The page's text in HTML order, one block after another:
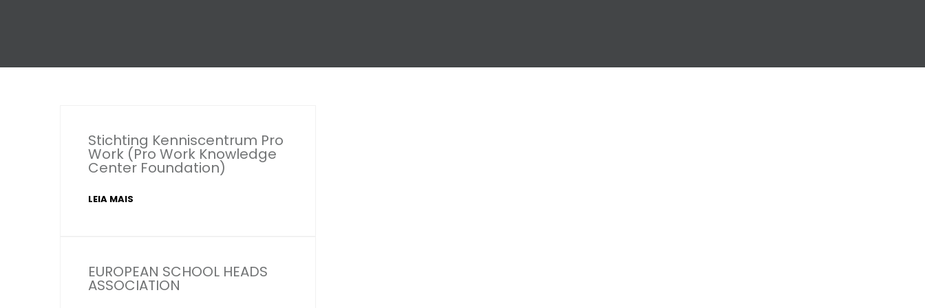
Stichting Kenniscentrum Pro
Work (Pro Work Knowledge
Center Foundation)
LEIA MAIS
EUROPEAN SCHOOL HEADS
ASSOCIATION